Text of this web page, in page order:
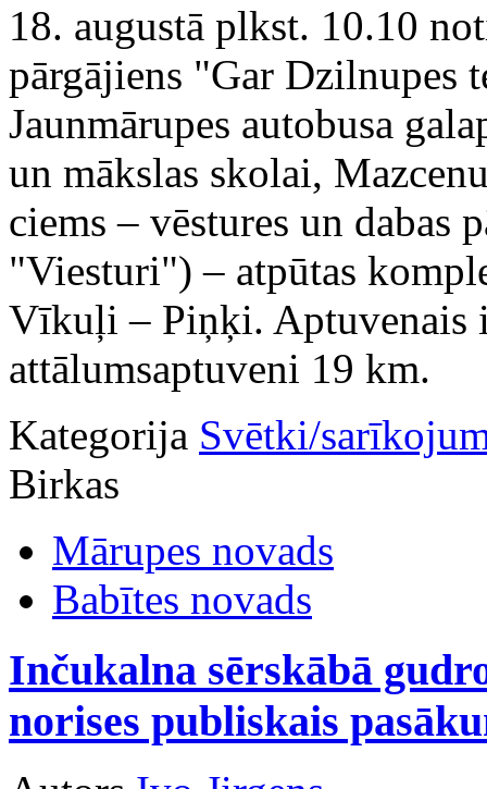
18. augustā plkst. 10.10
pārgājiens "Gar Dzilnupes
Jaunmārupes autobusa
un mākslas skolai,
ciems – vēstures un dabas
"Viesturi") – atpūtas
Vīkuļi – Piņķi. Aptuvenais
attālumsaptuveni 19 km.
Kategorija Svētki/
Birkas
Mārupes novads
Babītes novads
Inčukalna sērskābā
norises publiskais